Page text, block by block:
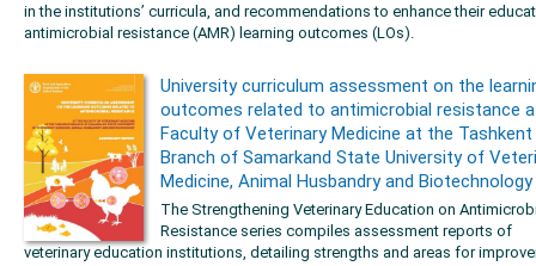
in the institutions’ curricula, and recommendations to enhance their
antimicrobial resistance (AMR) learning outcomes (LOs).
University curriculum assessment on the
outcomes related to antimicrobial resistance
Faculty of Veterinary Medicine at the Tashkent
Branch of Samarkand State University of
Medicine, Animal Husbandry and Biotechnology
The Strengthening Veterinary Education on
Resistance series compiles assessment reports of
veterinary education institutions, detailing strengths and areas for